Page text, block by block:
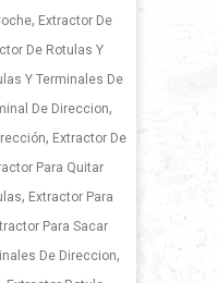
, Extractor De
De Rotulas Y
Y Terminales De
De Direccion,
, Extractor De
Para Quitar
, Extractor Para
Para Sacar
De Direccion,